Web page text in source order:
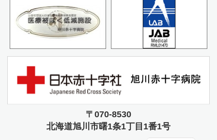
〒070-8530
北海道旭川市曙1条1丁目1番1号